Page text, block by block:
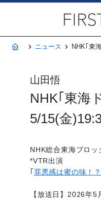
ホームニュース NHK｢東
山田悟
NHK｢東海
5/15(金
NHK総合東海ブロッ
*VTR出演
罪悪感は蜜の味！
【放送日】2026年